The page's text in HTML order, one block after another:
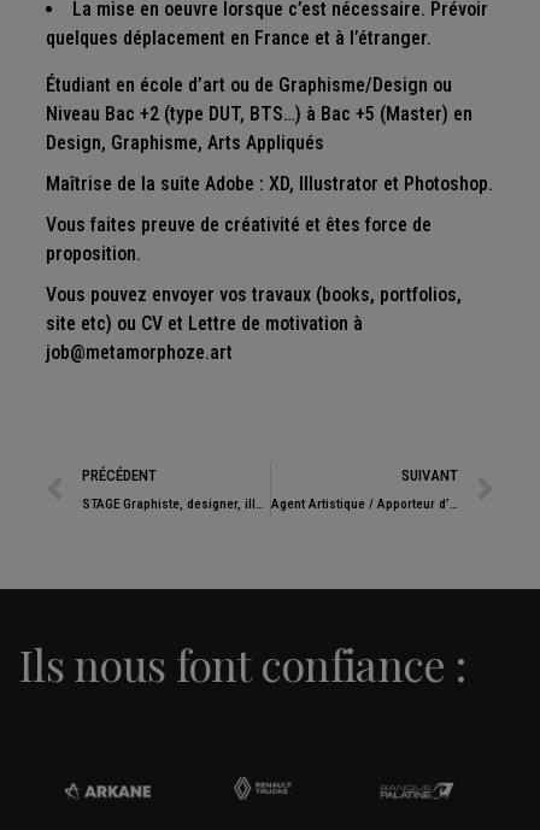
La mise en oeuvre lorsque c’est nécessaire. Prévoir
quelques déplacement en France et à l’étranger.
Étudiant en école d’art ou de Graphisme/Design ou
Niveau Bac +2 (type DUT, BTS…) à Bac +5 (Master) en
Design, Graphisme, Arts Appliqués
Maîtrise de la suite Adobe : XD, Illustrator et Photoshop.
Vous faites preuve de créativité et êtes force de
proposition.
Vous pouvez envoyer vos travaux (books, portfolios,
site etc) ou CV et Lettre de motivation à
job@metamorphoze.art
PRÉCÉDENT
STAGE Graphiste, designer, illustrateur H/F
SUIVANT
Agent Artistique / Apporteur d’affaires H/F
Ils nous font confiance :